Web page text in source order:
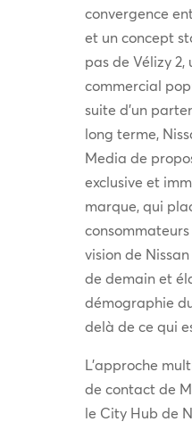
convergence
et un concept
pas de Vélizy 2,
commercial
suite d’un
long terme,
Media de
exclusive et
marque, qui
vision de
de demain et
démographie
delà de ce qui
L’approche
de contact de
le City Hub de